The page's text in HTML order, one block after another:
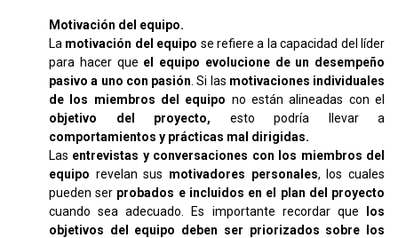
Motivación del equipo.
La motivación del equipo se refiere a la capacidad del líder
para hacer que el equipo evolucione de un desempeño
pasivo a uno con pasión . Si las motivaciones individuales
de los miembros del equipo no están alineadas con el
objetivo del proyecto, esto podría llevar a
comportamientos y prácticas mal dirigidas.
Las entrevistas y conversaciones con los miembros del
equipo revelan sus motivadores personales, los cuales
pueden ser probados e incluidos en el plan del proyecto
cuando sea adecuado. Es importante recordar que
los
objetivos del equipo deben ser priorizados sobre los